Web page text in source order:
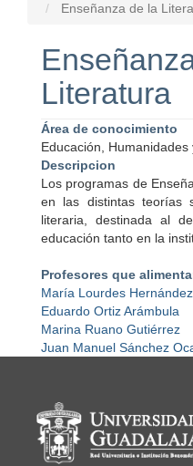
Enseñanza de la
Literatura
Área de conocimiento
Educación, Humanidades
Descripcion
Los programas de
en las distintas teorías
literaria, destinada al
educación tanto en la
Profesores que
María Lourdes
Eduardo Ortiz Arámbula
Marina Ruano Gutiérrez
Juan Manuel Sánchez
Información del